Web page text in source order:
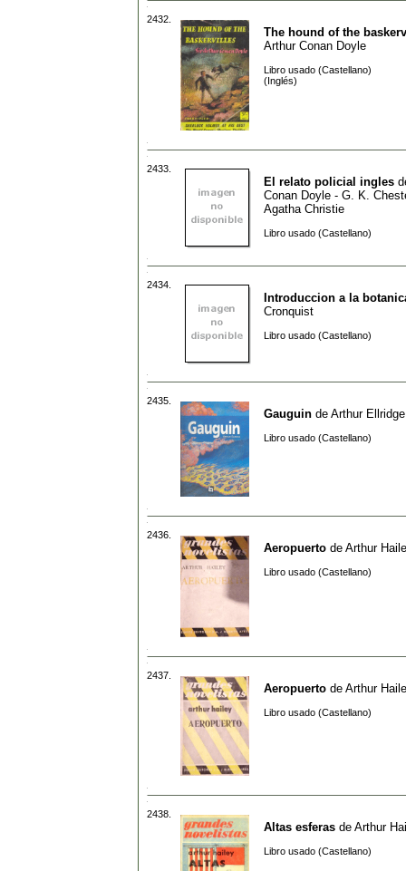
2432.
The hound of the
Arthur Conan Doyle
Libro usado (Castellano)
(Inglés)
2433.
El relato policial ingles
Conan Doyle - G. K.
Agatha Christie
Libro usado (Castellano)
2434.
Introduccion a la
Cronquist
Libro usado (Castellano)
2435.
Gauguin de Arthur Ellridge
Libro usado (Castellano)
2436.
Aeropuerto de Arthur
Libro usado (Castellano)
2437.
Aeropuerto de Arthur
Libro usado (Castellano)
2438.
Altas esferas de Arthur
Libro usado (Castellano)